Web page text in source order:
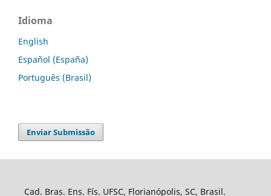
Idioma
English
Español (España)
Português (Brasil)
Enviar Submissão
Cad. Bras. Ens. Fís. UFSC, Florianópolis, SC, Brasil.